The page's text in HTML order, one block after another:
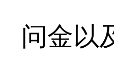
问金以